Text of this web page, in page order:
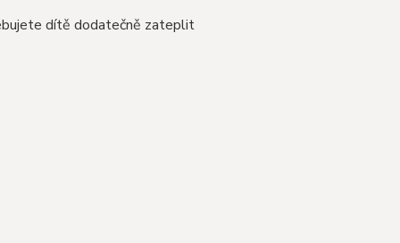
dítě dodatečně zateplit